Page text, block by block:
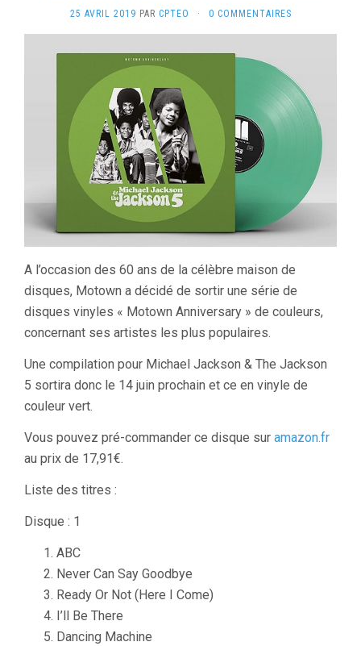
25 AVRIL 2019 PAR CPTEO · 0 COMMENTAIRES
A l’occasion des 60 ans de la célèbre maison de
disques, Motown a décidé de sortir une série de
disques vinyles « Motown Anniversary » de couleurs,
concernant ses artistes les plus populaires.
Une compilation pour Michael Jackson & The Jackson
5 sortira donc le 14 juin prochain et ce en vinyle de
couleur vert.
Vous pouvez pré-commander ce disque sur amazon.fr
au prix de 17,91€.
Liste des titres :
Disque : 1
ABC
Never Can Say Goodbye
Ready Or Not (Here I Come)
I’ll Be There
Dancing Machine